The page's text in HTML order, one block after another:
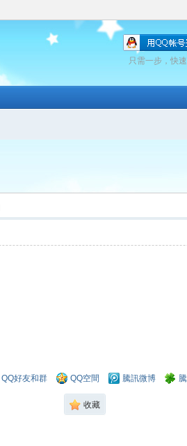
只需一步，快
QQ好友和群 QQ空間 騰訊微博
收藏